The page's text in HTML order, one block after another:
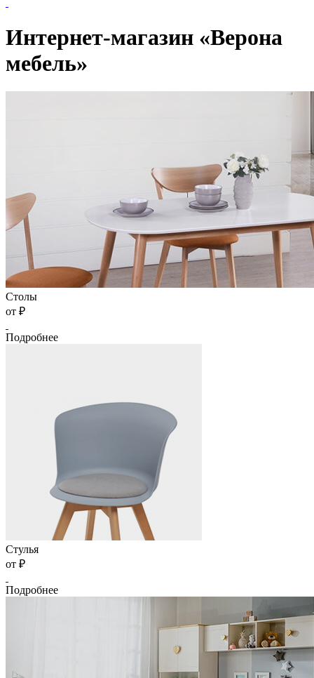
Интернет-магазин «Верона
мебель»
Столы
от ₽
Подробнее
Стулья
от ₽
Подробнее